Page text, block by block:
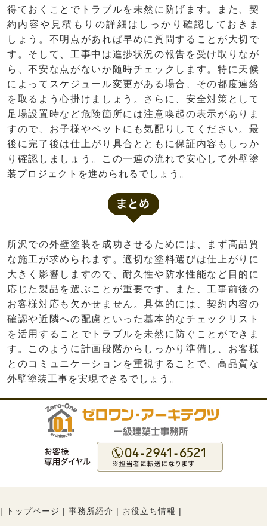
得ておくことでトラブルを未然に防げます。また、契
約内容や見積もりの詳細はしっかり確認しておきま
しょう。不明点があれば早めに質問することが大切で
す。そして、工事中は進捗状況の報告を受け取りなが
ら、不安な点がないか随時チェックします。特に天候
によってスケジュール変更がある場合、その都度連絡
を取るよう心掛けましょう。さらに、安全対策として
足場設置時など危険箇所には注意喚起の表示がありま
すので、お子様やペットにも気配りしてください。最
後に完了後は仕上がり具合とともに保証内容もしっか
り確認しましょう。この一連の流れで安心して外壁塗
装プロジェクトを進められるでしょう。
まとめ
所沢での外壁塗装を成功させるためには、まず高品質
な施工が求められます。適切な塗料選びは仕上がりに
大きく影響しますので、耐久性や防水性能など目的に
応じた製品を選ぶことが重要です。また、工事前後の
お客様対応も欠かせません。具体的には、契約内容の
確認や近隣への配慮といった基本的なチェックリスト
を活用することでトラブルを未然に防ぐことができま
す。このように計画段階からしっかり準備し、お客様
とのコミュニケーションを重視することで、高品質な
外壁塗装工事を実現できるでしょう。
| トップページ | 事務所紹介 | お役立ち情報 |